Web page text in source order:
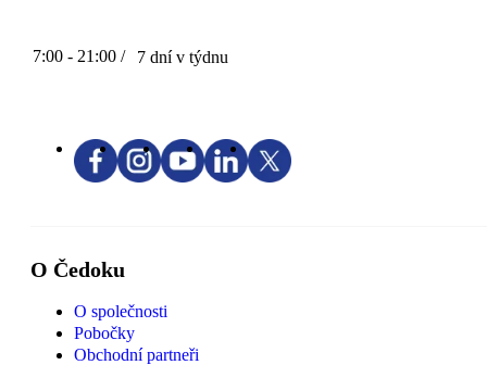
7:00 - 21:00 / 7 dní v týdnu
O Čedoku
O společnosti
Pobočky
Obchodní partneři